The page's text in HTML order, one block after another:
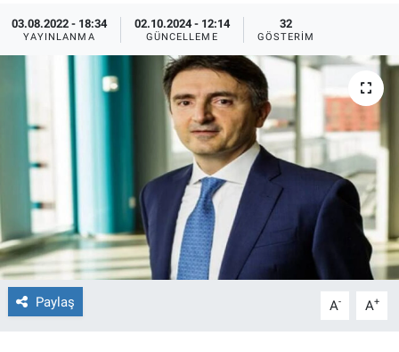
03.08.2022 - 18:34
YAYINLANMA
02.10.2024 - 12:14
GÜNCELLEME
32
GÖSTERIM
Paylaş A- A+
Dünya
Ege Saati
Ege'den Esintiler
Eğitim
Eğlence
Ekonomi
Forum
Spor
Yayın Akışı
İletişim
Son Dakika Haberleri
Haber Arşivi